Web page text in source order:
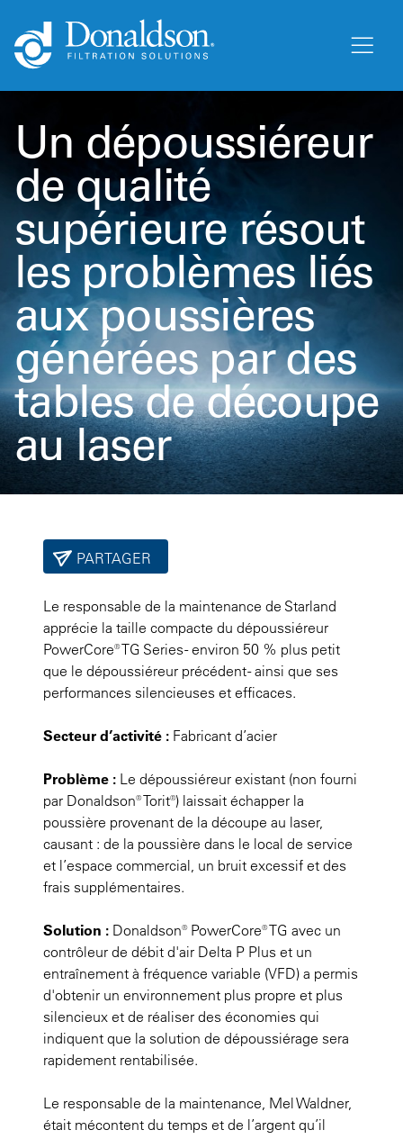
Un dépoussiéreur
de qualité
supérieure résout
les problèmes liés
aux poussières
générées par des
tables de découpe
au laser
PARTAGER
Le responsable de la maintenance de Starland
apprécie la taille compacte du dépoussiéreur
PowerCore® TG Series - environ 50 % plus petit
que le dépoussiéreur précédent - ainsi que ses
performances silencieuses et efficaces.
Secteur d’activité : Fabricant d’acier
Problème : Le dépoussiéreur existant (non fourni
par Donaldson® Torit®) laissait échapper la
poussière provenant de la découpe au laser,
causant : de la poussière dans le local de service
et l’espace commercial, un bruit excessif et des
frais supplémentaires.
Solution : Donaldson® PowerCore® TG avec un
contrôleur de débit d'air Delta P Plus et un
entraînement à fréquence variable (VFD) a permis
d'obtenir un environnement plus propre et plus
silencieux et de réaliser des économies qui
indiquent que la solution de dépoussiérage sera
rapidement rentabilisée.
Le responsable de la maintenance, Mel Waldner,
était mécontent du temps et de l’argent qu’il